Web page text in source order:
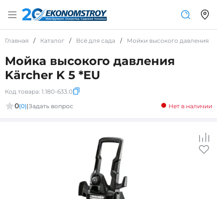
Главная / Каталог / Всё для сада / Мойки высокого давления
Мойка высокого давления
Kärcher K 5 *EU
Код товара: 1.180-633.0
0(0)|Задать вопрос Нет в наличии